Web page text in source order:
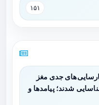
۱۵۱
جدی مغز
شدند؛ پیامدها و